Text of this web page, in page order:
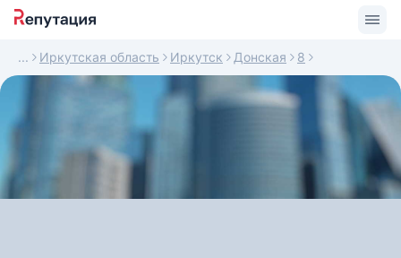
Иркутская область Иркутск Донская 8